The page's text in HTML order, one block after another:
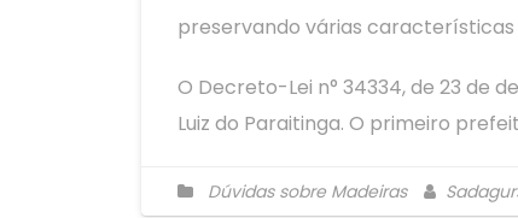
preservando várias
O Decreto-Lei n° 34334, de 23 de
Luiz do Paraitinga. O primeiro
Dúvidas sobre Madeiras